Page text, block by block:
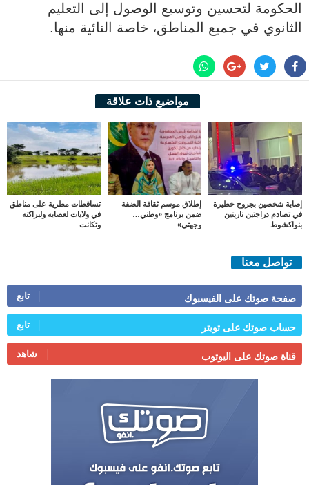
الحكومة لتحسين وتوسيع الوصول إلى التعليم
الثانوي في جميع المناطق، خاصة النائية منها.
مواضيع ذات علاقة
إصابة شخصين بجروح خطيرة
في تصادم دراجتين ناريتين
بنواكشوط
إطلاق موسم ثقافة الضفة
ضمن برنامج «وطني…
وجهتي»
تساقطات مطرية على مناطق
في ولايات لعصابه ولبراكنه
وتكانت
تواصل معنا
صفحة صوتك على الفيسبوك تابع
حساب صوتك على تويتر تابع
قناة صوتك على اليوتوب شاهد